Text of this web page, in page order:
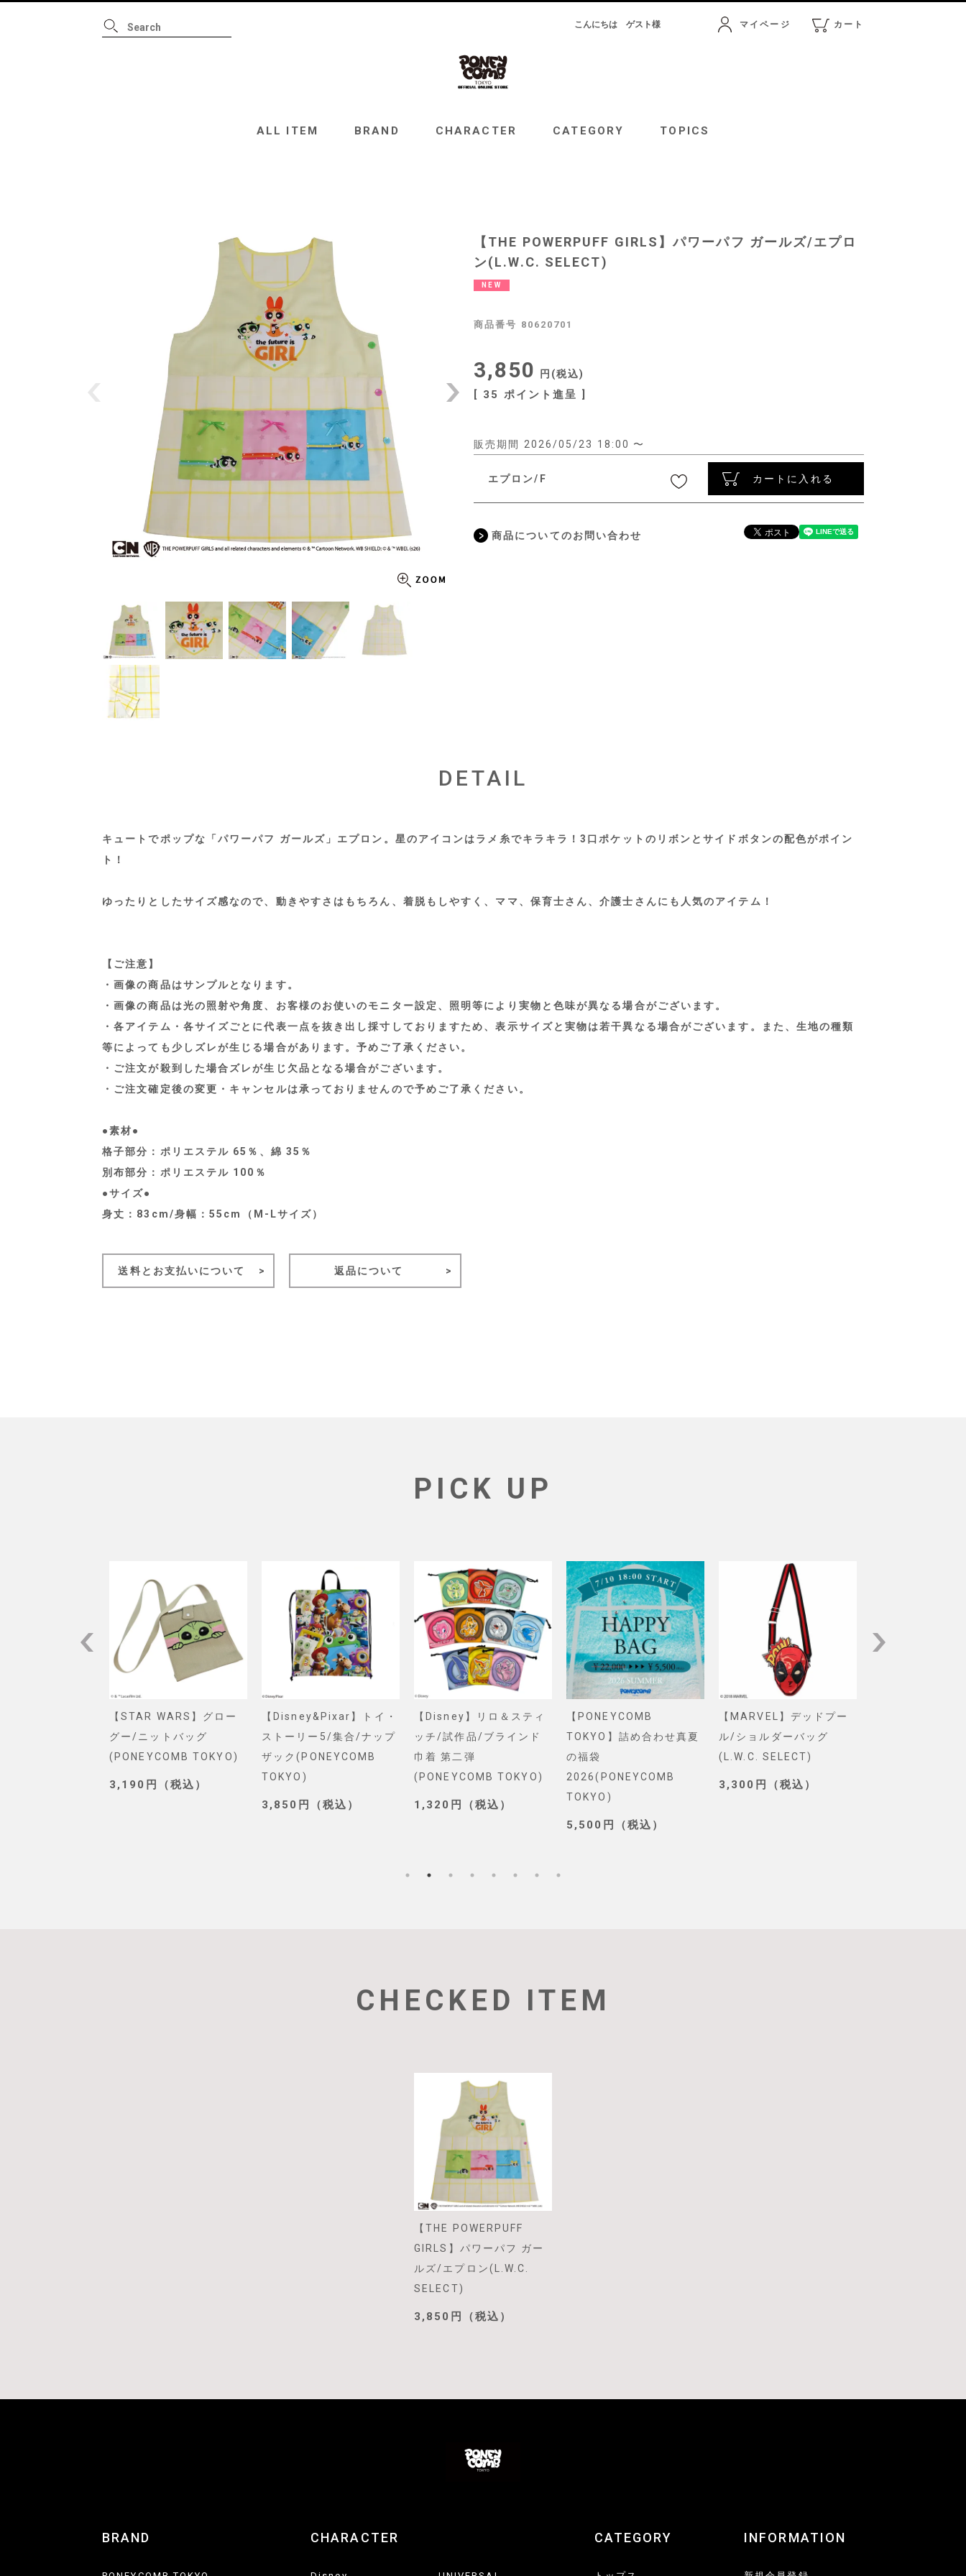
こんにちはゲスト様 マイページ カート
ALL ITEM BRAND CHARACTER CATEGORY TOPICS
ALL ITEM
【THE POWERPUFF GIRLS】パワーパフ ガールズ/エプロ
ン(L.W.C. SELECT)
NEW
商品番号 80620701
3,850 税込
[ 35 ポイント進呈 ]
販売期間 2026/05/23 18:00 〜
エプロン/F カートに入れる
商品についてのお問い合わせ
DETAIL
キュートでポップな「パワーパフ ガールズ」エプロン。星のアイコンはラメ糸でキラキラ！3口ポケットのリボンとサイドボタンの配色がポイン
ト！
ゆったりとしたサイズ感なので、動きやすさはもちろん、着脱もしやすく、ママ、保育士さん、介護士さんにも人気のアイテム！
【ご注意】
・画像の商品はサンプルとなります。
・画像の商品は光の照射や角度、お客様のお使いのモニター設定、照明等により実物と色味が異なる場合がございます。
・各アイテム・各サイズごとに代表一点を抜き出し採寸しておりますため、表示サイズと実物は若干異なる場合がございます。また、生地の種類
等によっても少しズレが生じる場合があります。予めご了承ください。
・ご注文が殺到した場合ズレが生じ欠品となる場合がございます。
・ご注文確定後の変更・キャンセルは承っておりませんので予めご了承ください。
●素材●
格子部分：ポリエステル 65％、綿 35％
別布部分：ポリエステル 100％
●サイズ●
身丈：83cm/身幅：55cm（M-Lサイズ）
送料とお支払いについて 返品について
PICK UP
【STAR WARS】グロー
グー/ニットバッグ
(PONEYCOMB TOKYO)
3,190円（税込）
【Disney&Pixar】トイ・
ストーリー5/集合/ナップ
ザック(PONEYCOMB
TOKYO)
3,850円（税込）
【Disney】リロ＆スティ
ッチ/試作品/ブラインド
巾着 第二弾
(PONEYCOMB TOKYO)
1,320円（税込）
【PONEYCOMB
TOKYO】詰め合わせ真夏
の福袋
2026(PONEYCOMB
TOKYO)
5,500円（税込）
【MARVEL】デッドプー
ル/ショルダーバッグ
(L.W.C. SELECT)
3,300円（税込）
CHECKED ITEM
【THE POWERPUFF
GIRLS】パワーパフ ガー
ルズ/エプロン(L.W.C.
SELECT)
3,850円（税込）
BRAND CHARACTER CATEGORY INFORMATION